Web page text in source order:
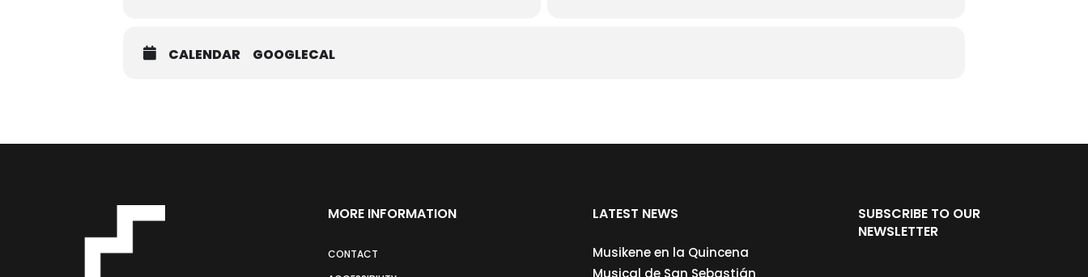
CALENDAR GOOGLECAL
MORE INFORMATION
CONTACT
LATEST NEWS
Musikene en la Quincena
Musical de San Sebastián
SUBSCRIBE TO OUR
NEWSLETTER